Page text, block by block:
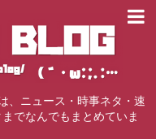
、ニュース・時事ネタ・速
でなんでもまとめていま